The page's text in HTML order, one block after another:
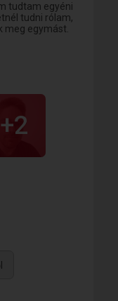
tudtam egyéni
tudni rólam,
meg egymást.
+2